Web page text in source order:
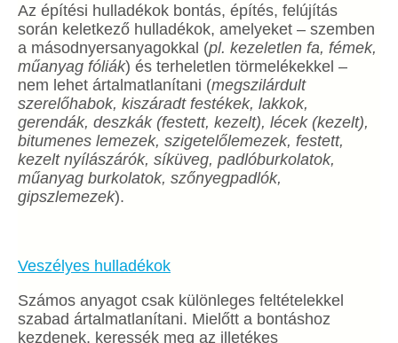
Az építési hulladékok bontás, építés, felújítás
során keletkező hulladékok, amelyeket – szemben
a másodnyersanyagokkal (pl. kezeletlen fa, fémek,
műanyag fóliák) és terheletlen törmelékekkel –
nem lehet ártalmatlanítani (megszilárdult
szerelőhabok, kiszáradt festékek, lakkok,
gerendák, deszkák (festett, kezelt), lécek (kezelt),
bitumenes lemezek, szigetelőlemezek, festett,
kezelt nyílászárók, síküveg, padlóburkolatok,
műanyag burkolatok, szőnyegpadlók,
gipszlemezek).
Veszélyes hulladékok
Számos anyagot csak különleges feltételekkel
szabad ártalmatlanítani. Mielőtt a bontáshoz
kezdenek, keressék meg az illetékes